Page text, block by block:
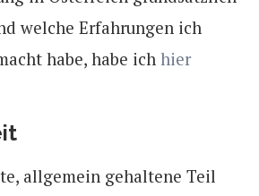
welche Erfahrungen ich
habe, habe ich hier
allgemein gehaltene Teil